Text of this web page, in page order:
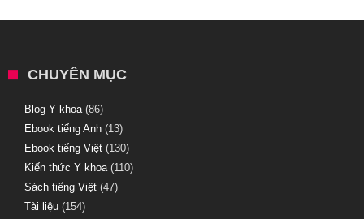
CHUYÊN MỤC
Blog Y khoa(86)
Ebook tiếng Anh (13)
Ebook tiếng Việt (130)
Kiến thức Y khoa(110)
Sách tiếng Việt (47)
Tài liệu (154)